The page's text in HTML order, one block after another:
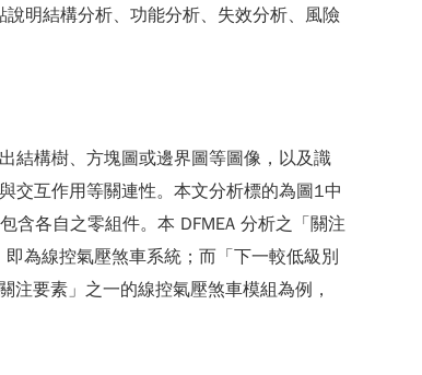
說明結構分析、功能分析、失效分析、風險
結構樹、方塊圖或邊界圖等圖像，以及識
交互作用等關連性。本文分析標的為圖1中
含各自之零組件。本 DFMEA 分析之「關注
為線控氣壓煞車系統；而「下一較低級別
注要素」之一的線控氣壓煞車模組為例，